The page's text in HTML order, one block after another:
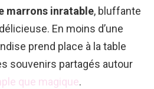
marrons inratable, bluffante
En moins d’une
prend place à la table
souvenirs partagés autour
que magique.